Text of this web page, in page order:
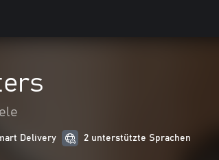
Delivery 2 unterstützte Sprachen